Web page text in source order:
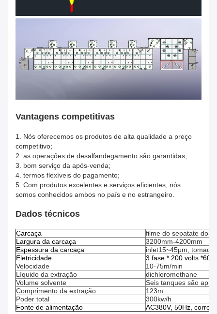
Vantagens competitivas
1. Nós oferecemos os produtos de alta qualidade a preço
competitivo;
2. as operações de desalfandegamento são garantidas;
3. bom serviço da após-venda;
4. termos flexíveis do pagamento;
5. Com produtos excelentes e serviços eficientes, nós
somos conhecidos ambos no país e no estrangeiro.
Dados técnicos
Carcaça
filme do sepatate do
Largura da carcaça
3200mm-4200mm
Espessura da carcaça
inlet15~45μm, tomada
Eletricidade
3 fase * 200 volts
Velocidade
10-75m/min
Líquido da extração
dichloromethane
Volume solvente
Seis tanques são
Comprimento da extração
123m
Poder total
300kw/h
Fonte de alimentação
AC380V, 50Hz,